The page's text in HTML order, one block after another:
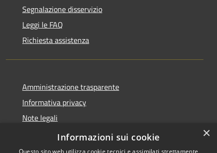
Segnalazione disservizio
Leggi le FAQ
Richiesta assistenza
Amministrazione trasparente
Informativa privacy
Note legali
Dichiarazione di accessibilità
×
Informazioni sui cookie
Questo sito web utilizza cookie tecnici e assimilati strettamente